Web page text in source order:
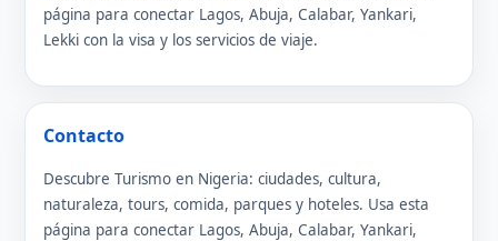
página para conectar Lagos, Abuja, Calabar, Yankari,
Lekki con la visa y los servicios de viaje.
Contacto
Descubre Turismo en Nigeria: ciudades, cultura,
naturaleza, tours, comida, parques y hoteles. Usa esta
página para conectar Lagos, Abuja, Calabar, Yankari,